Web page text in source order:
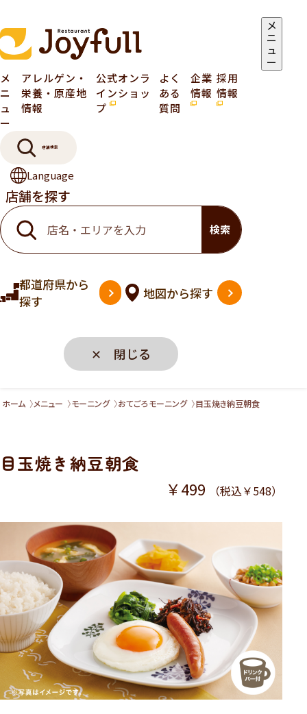
メ
ニ
ュ
ー
メ
ニ
ュ
ー
アレルゲン・
栄養・原産地
情報
公式オンラ
インショッ
プ
よく
ある
質問
企業
情報
採用
情報
店舗検索
Language
店舗を探す
検索
都道府県から
探す
地図から探す
✕ 閉じる
ホーム メニュー モーニング おてごろモーニング 目玉焼き納豆朝食
目玉焼き納豆朝食
￥499 （税込￥548）